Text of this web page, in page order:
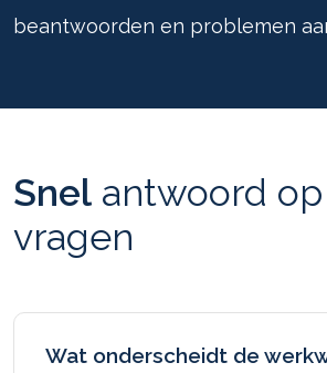
beantwoorden en problemen
Snel antwoord
vragen
Wat onderscheidt de